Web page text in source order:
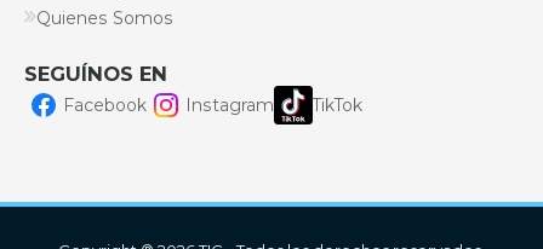
Quienes Somos
SEGUÍNOS EN
Facebook Instagram TikTok